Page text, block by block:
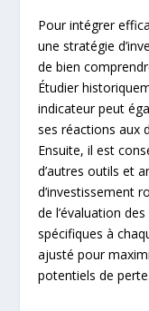
Pour intégrer
une stratégie
de bien
Étudier
indicateur peut
ses réactions aux
Ensuite, il est
d’autres outils et
d’investissement
de l’évaluation
spécifiques à
ajusté pour
potentiels de perte.